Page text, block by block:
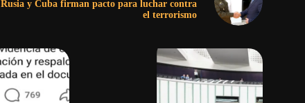
Rusia y Cuba firman pacto para luchar contra
el terrorismo